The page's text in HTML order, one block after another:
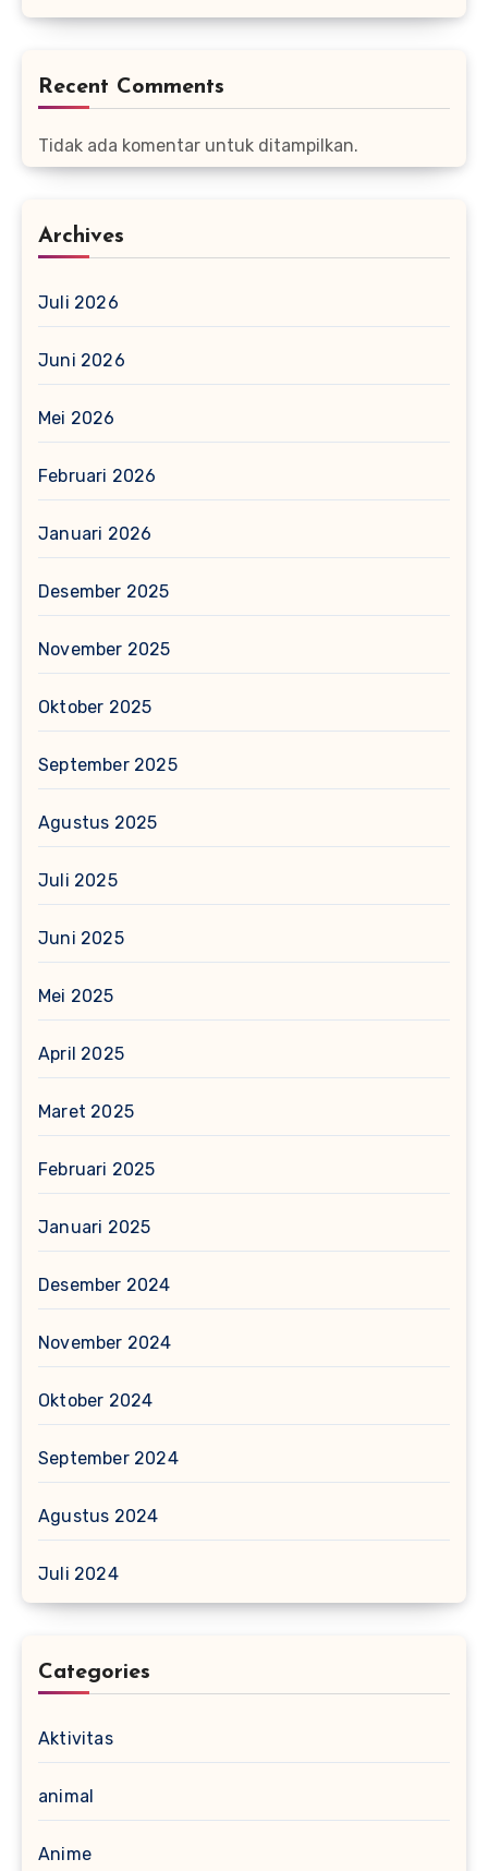
Recent Comments
Tidak ada komentar untuk ditampilkan.
Archives
Juli 2026
Juni 2026
Mei 2026
Februari 2026
Januari 2026
Desember 2025
November 2025
Oktober 2025
September 2025
Agustus 2025
Juli 2025
Juni 2025
Mei 2025
April 2025
Maret 2025
Februari 2025
Januari 2025
Desember 2024
November 2024
Oktober 2024
September 2024
Agustus 2024
Juli 2024
Categories
Aktivitas
animal
Anime